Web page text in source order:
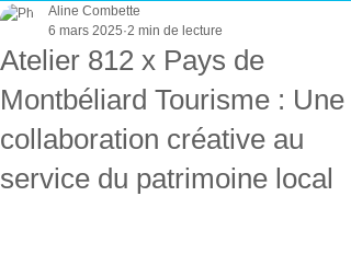
Atelier 812 x Pays de
Montbéliard Tourisme : Une
collaboration créative au
service du patrimoine local
Aline Combette
6 mars 2025 2 min de lecture